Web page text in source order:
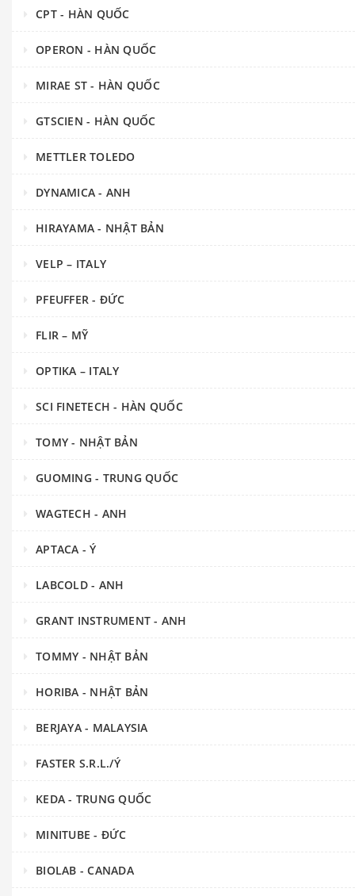
CPT - HÀN QUỐC
OPERON - HÀN QUỐC
MIRAE ST - HÀN QUỐC
GTSCIEN - HÀN QUỐC
METTLER TOLEDO
DYNAMICA - ANH
HIRAYAMA - NHẬT BẢN
VELP – ITALY
PFEUFFER - ĐỨC
FLIR – MỸ
OPTIKA – ITALY
SCI FINETECH - HÀN QUỐC
TOMY - NHẬT BẢN
GUOMING - TRUNG QUỐC
WAGTECH - ANH
APTACA - Ý
LABCOLD - ANH
GRANT INSTRUMENT - ANH
TOMMY - NHẬT BẢN
HORIBA - NHẬT BẢN
BERJAYA - MALAYSIA
FASTER S.R.L./Ý
KEDA - TRUNG QUỐC
MINITUBE - ĐỨC
BIOLAB - CANADA